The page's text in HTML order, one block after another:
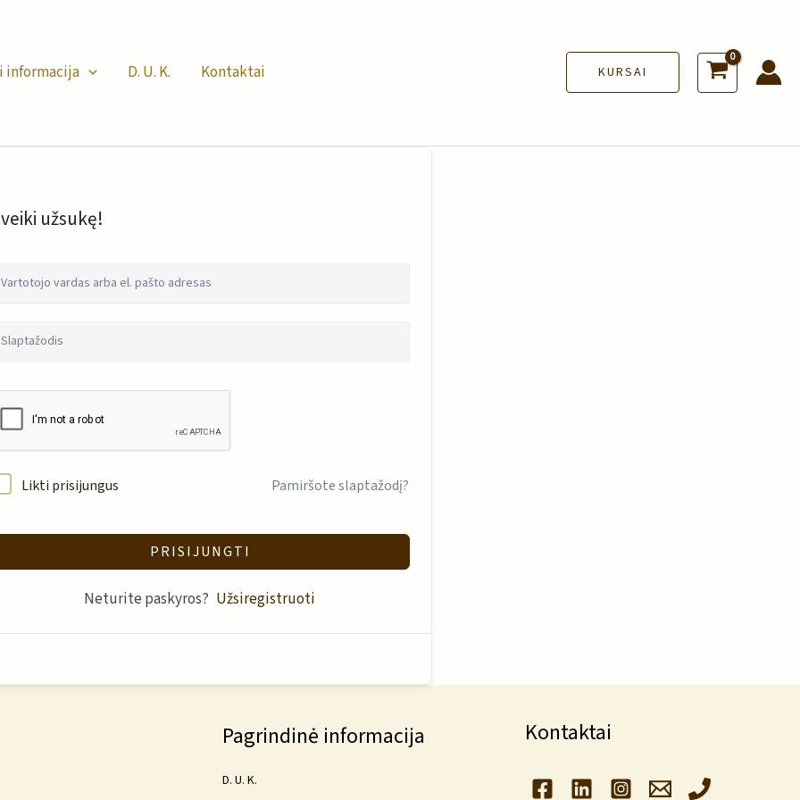
informacija D. U. K. Kontaktai KURSAI
užsukę!
Likti prisijungus Pamiršote slaptažodį?
PRISIJUNGTI
Neturite paskyros? Užsiregistruoti
Pagrindinė informacija
D. U. K.
Kontaktai